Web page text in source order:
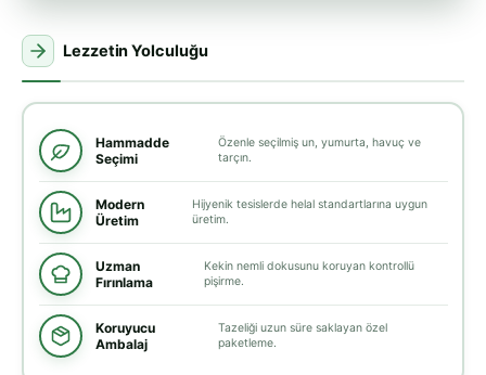
Lezzetin Yolculuğu
Hammadde
Seçimi
Özenle seçilmiş un, yumurta, havuç ve
tarçın.
Modern
Üretim
Hijyenik tesislerde helal standartlarına uygun
üretim.
Uzman
Fırınlama
Kekin nemli dokusunu koruyan kontrollü
pişirme.
Koruyucu
Ambalaj
Tazeliği uzun süre saklayan özel
paketleme.